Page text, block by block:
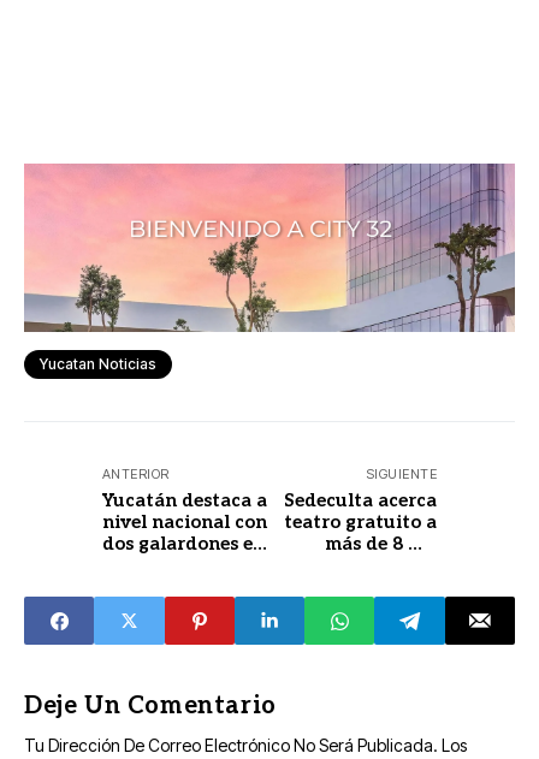
Yucatan Noticias
ANTERIOR
Yucatán destaca a
nivel nacional con
dos galardones en
SIGUIENTE
Sedeculta acerca
teatro gratuito a
más de 8 mil
Deje Un Comentario
Tu Dirección De Correo Electrónico No Será Publicada. Los